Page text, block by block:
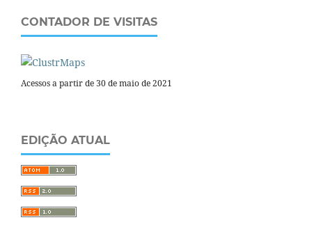
CONTADOR DE VISITAS
Acessos a partir de 30 de maio de 2021
EDIÇÃO ATUAL